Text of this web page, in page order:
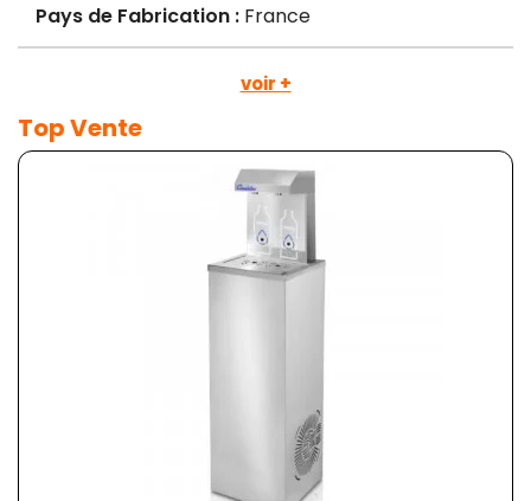
Pays de Fabrication : France
voir +
Top Vente